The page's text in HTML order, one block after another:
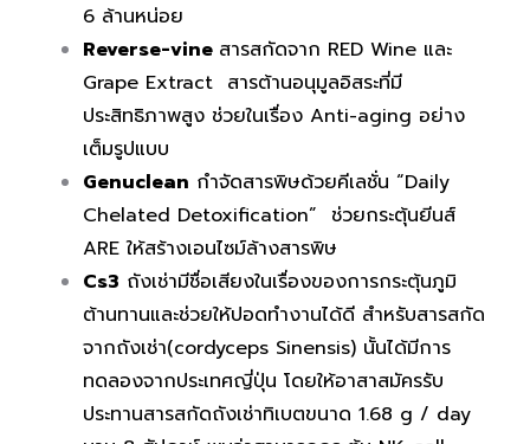
6 ล้านหน่อย
Reverse-vine สารสกัดจาก RED Wine และ
Grape Extract สารต้านอนุมูลอิสระที่มี
ประสิทธิภาพสูง ช่วยในเรื่อง Anti-aging อย่าง
เต็มรูปแบบ
Genuclean กำจัดสารพิษด้วยคีเลชั่น “Daily
Chelated Detoxification” ช่วยกระตุ้นยีนส์
AREให้สร้างเอนไซม์ล้างสารพิษ
Cs3 ถังเช่ามีชื่อเสียงในเรื่องของการกระตุ้นภูมิ
ต้านทานและช่วยให้ปอดทำงานได้ดี สำหรับสารสกัด
จากถังเช่า(cordyceps Sinensis) นั้นได้มีการ
ทดลองจากประเทศญี่ปุ่น โดยให้อาสาสมัครรับ
ประทานสารสกัดถังเช่าทิเบตขนาด 1.68 g / day